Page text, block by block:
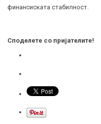
финансиската стабилност.
Споделете со пријателите!